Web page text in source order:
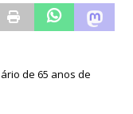
de 65 anos de